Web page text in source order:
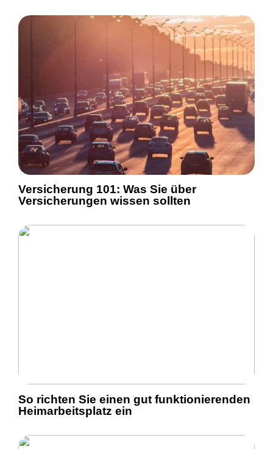
Versicherung 101: Was Sie über
Versicherungen wissen sollten
So richten Sie einen gut funktionierenden
Heimarbeitsplatz ein